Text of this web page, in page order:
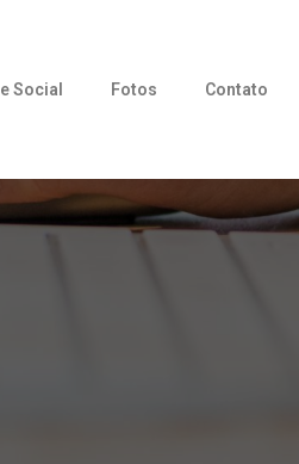
Social Fotos Contato